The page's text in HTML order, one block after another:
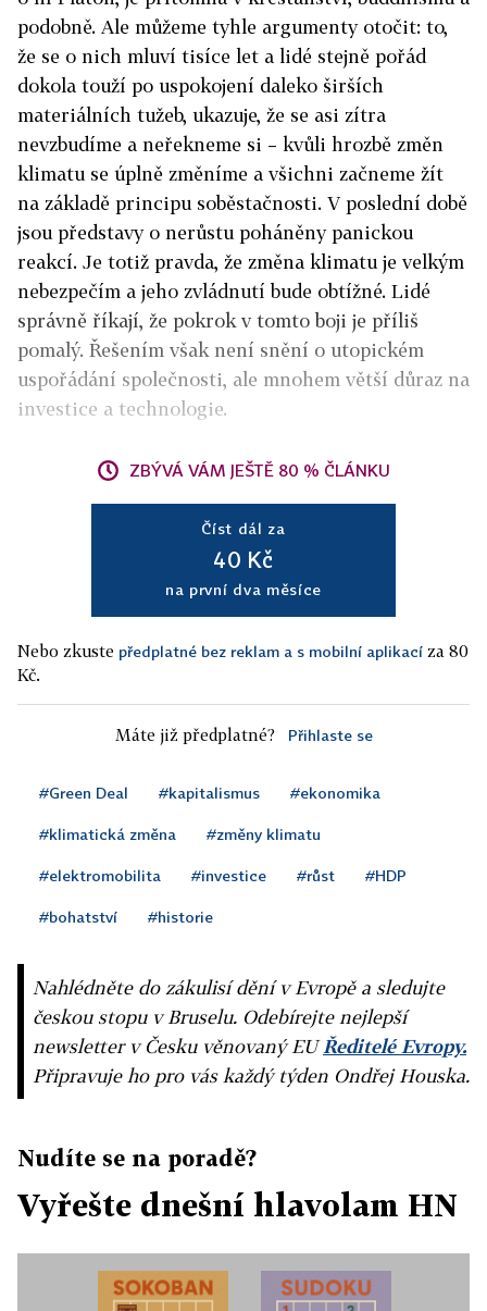
podobně. Ale můžeme tyhle argumenty otočit: to,
že se o nich mluví tisíce let a lidé stejně pořád
dokola touží po uspokojení daleko širších
materiálních tužeb, ukazuje, že se asi zítra
nevzbudíme a neřekneme si – kvůli hrozbě změn
klimatu se úplně změníme a všichni začneme žít
na základě principu soběstačnosti. V poslední době
jsou představy o nerůstu poháněny panickou
reakcí. Je totiž pravda, že změna klimatu je velkým
nebezpečím a jeho zvládnutí bude obtížné. Lidé
správně říkají, že pokrok v tomto boji je příliš
pomalý. Řešením však není snění o utopickém
uspořádání společnosti, ale mnohem větší důraz na
investice a technologie.
ZBÝVÁ VÁM JEŠTĚ 80 % ČLÁNKU
Číst dál za
40 Kč
na první dva měsíce
Nebo zkuste předplatné bez reklam a s mobilní aplikací za 80
Kč.
Máte již předplatné? Přihlaste se
#Green Deal #kapitalismus #ekonomika
#klimatická změna #změny klimatu
#elektromobilita #investice #růst #HDP
#bohatství #historie
Nahlédněte do zákulisí dění v Evropě a sledujte
českou stopu v Bruselu. Odebírejte nejlepší
newsletter v Česku věnovaný EUŘeditelé Evropy.
Připravuje ho pro vás každý týden Ondřej Houska.
Nudíte se na poradě?
Vyřešte dnešní hlavolam HN